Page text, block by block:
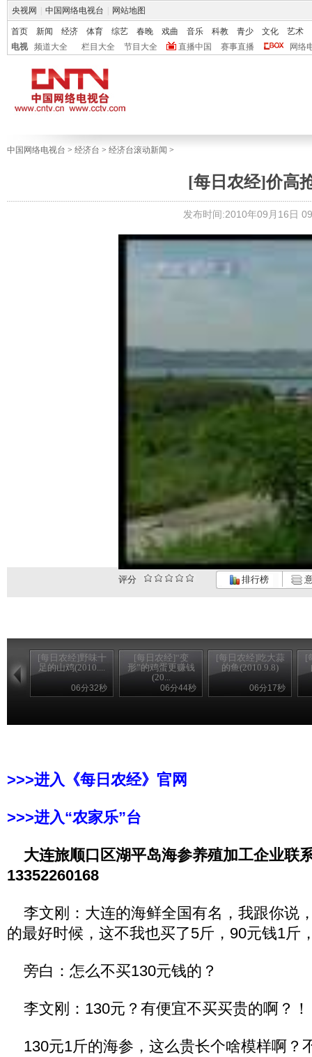
央视网 中国网络电视台 网站地图
首页 新闻 经济 体育 综艺 春晚 戏曲 音乐 科教 青少 文化
艺术
电视
频道大全 栏目大全 节目大全 直播中国 赛事直播 网络
中国网络电视台 > 经济台 > 经济台滚动新闻 >
[每日农经]价高
发布时间:2010年09月16日
评分 排行榜
[每日农经]野味十
足的山鸡(2010....
06分32秒
[每日农经]“变
形”的鸡蛋更赚钱
(20...
06分44秒
[每日农经]吃大蒜
的鱼(2010.9.8)
06分17秒
[
>>>进入《每日农经》官网
>>>进入“农家乐”台
大连旅顺口区湖平岛海参养殖加工企业联
13352260168
李文刚：大连的海鲜全国有名，我跟你说
的最好时候，这不我也买了5斤，90元钱1斤
旁白：怎么不买130元钱的？
李文刚：130元？有便宜不买买贵的啊？！
130元1斤的海参，这么贵长个啥模样啊？